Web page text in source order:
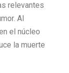
relevantes
Al
el núcleo
la muerte